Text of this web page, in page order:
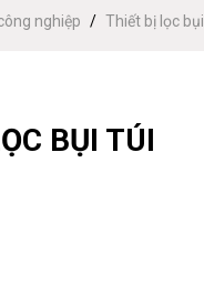
nghiệp Thiết bị lọc bụi
BỤI TÚI